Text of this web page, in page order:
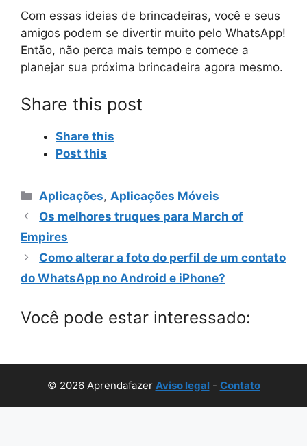
Com essas ideias de brincadeiras, você e seus
amigos podem se divertir muito pelo WhatsApp!
Então, não perca mais tempo e comece a
planejar sua próxima brincadeira agora mesmo.
Share this post
Share this
Post this
Categorias
Aplicações, Aplicações Móveis
Os melhores truques para March of
Empires
Como alterar a foto do perfil de um contato
do WhatsApp no ​​Android e iPhone?
Você pode estar interessado:
© 2026 Aprendafazer Aviso legal- Contato